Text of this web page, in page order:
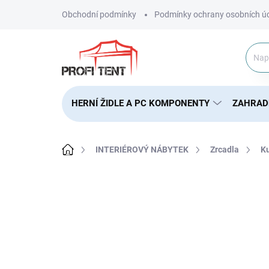
Obchodní podmínky Podmínky ochrany osobních
HERNÍ ŽIDLE A PC KOMPONENTY
Domů INTERIÉROVÝ NÁBYTEK Zrcadla